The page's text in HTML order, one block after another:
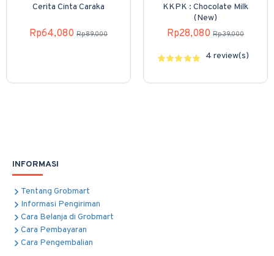
Cerita Cinta Caraka
Rp64,080 Rp89,000
KKPK : Chocolate Milk
(New)
Rp28,080 Rp39,000
4 review(s)
INFORMASI
Tentang Grobmart
Informasi Pengiriman
Cara Belanja di Grobmart
Cara Pembayaran
Cara Pengembalian